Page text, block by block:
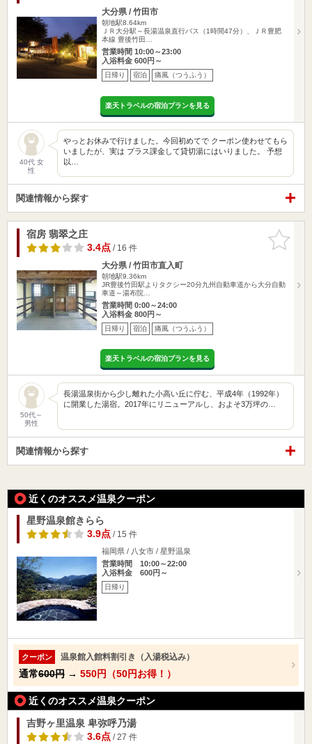
大分県 / 竹田市
朝地駅8.64km
ＪＲ大分駅～長湯温泉直行バス（1時間47分）、ＪＲ豊肥
本線 豊後竹田…
営業時間 10:00～23:00
入浴料金 600円～
日帰り 宿泊 痛風（つうふう）
楽天トラベルの宿泊プランを見る
40代 女
性
やっとお休みで行けました。今回初めてで クーポン使わせてもら
いましたが、実は プラス課金して貸切湯にはいりました。 予想
以…
関連情報から探す
お気に入
りに追加
宿房 翡翠之庄
3.4点/ 16 件
大分県 / 竹田市直入町
朝地駅9.36km
JR豊後竹田駅よりタクシー20分九州自動車道から大分自動
車道～湯布院…
営業時間 0:00～24:00
入浴料金 800円～
日帰り 宿泊 痛風（つうふう）
楽天トラベルの宿泊プランを見る
50代～
男性
長湯温泉街から少し離れた小高い丘に佇む、平成4年（1992年）
に開業した湯宿。2017年にリニューアルし、およそ3万坪の…
関連情報から探す
近くのオススメ温泉クーポン
星野温泉館きらら
3.9点/ 15 件
福岡県 / 八女市 / 星野温泉
営業時間 10:00～22:00
入浴料金 600円～
日帰り
クーポン 温泉館入館料割引き（入湯税込み）
通常600円 → 550円（50円お得！）
近くのオススメ温泉クーポン
吉野ヶ里温泉 卑弥呼乃湯
3.6点/ 27 件